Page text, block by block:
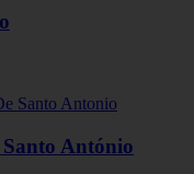
Santo António